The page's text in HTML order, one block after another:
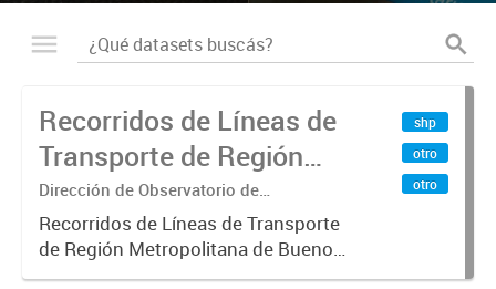
Recorridos de Líneas de
Transporte de Región
Metropolitana de
Buenos Aires (RMBA)
Dirección de Observatorio de
Transporte, Estudio y Sistemas
Recorridos de Líneas de Transporte
de Región Metropolitana de Buenos
Aires (RMBA).-
shp
otro
otro